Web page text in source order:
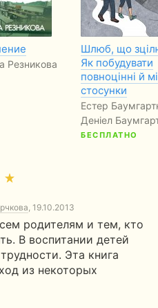
Резникова
Шлюб, що
Як побудувати
повноцінні й
стосунки
Естер
Деніел
БЕСПЛАТНО
, 19.10.2013
родителям и тем, кто
В воспитании детей
Эта книга
из некоторых